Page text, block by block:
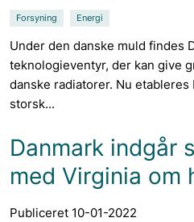
Forsyning Energi
Under den danske muld findes
teknologieventyr, der kan give
danske radiatorer. Nu
storsk...
Danmark indgår
med Virginia om
Publiceret 10-01-2022